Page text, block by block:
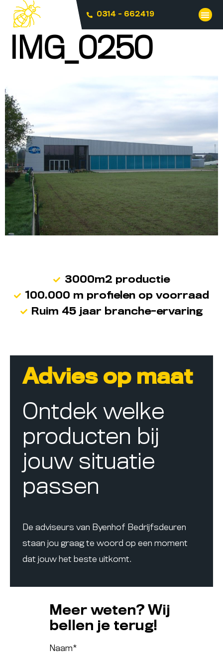
0314 - 662419
IMG_0250
3000m2 productie
100.000 m profielen op voorraad
Ruim 45 jaar branche-ervaring
Advies op maat
Ontdek welke
producten bij
jouw situatie
passen
De adviseurs van Byenhof Bedrijfsdeuren
staan jou graag te woord op een moment
dat jouw het beste uitkomt.
Meer weten? Wij
bellen je terug!
Naam*